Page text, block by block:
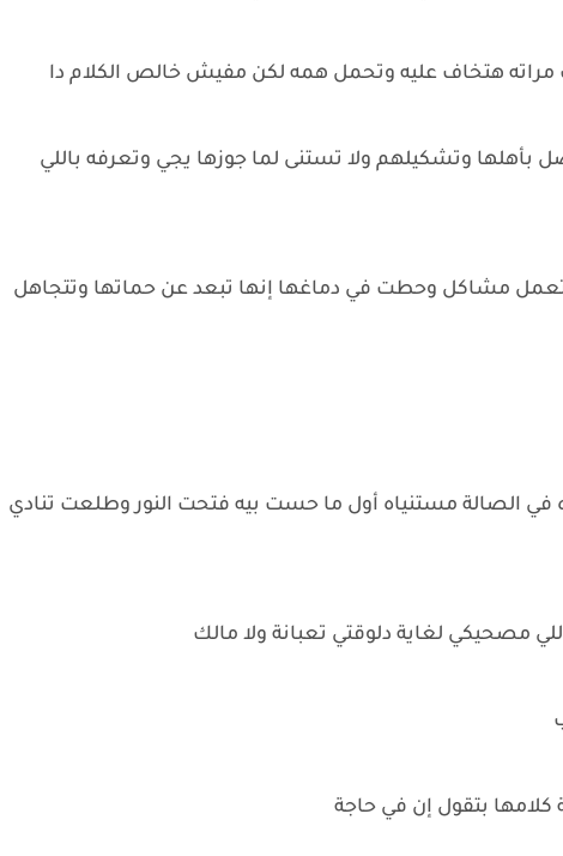
مراته هتخاف عليه وتحمل همه لكن مفيش خالص الكلام دا
وتشكيلهم ولا تستنى لما جوزها يجي وتعرفه باللي
مشاكل وحطت في دماغها إنها تبعد عن حماتها وتتجاهل
في الصالة مستنياه أول ما حست بيه فتحت النور وطلعت تنادي
مصحيكي لغاية دلوقتي تعبانة ولا مالك
بتقول إن في حاجة